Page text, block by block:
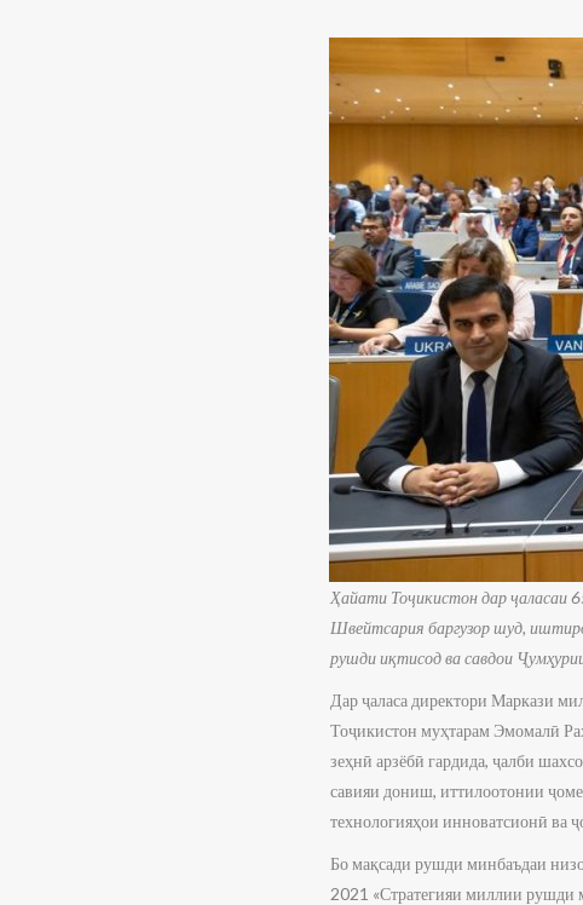
Ҳайати Тоҷикистон дар ҷаласаи
Швейтсария баргузор шуд,
рушди иқтисод ва савдои
Дар ҷаласа директори Маркази
Тоҷикистон муҳтарам Эмомалӣ
зеҳнӣ арзёбӣ гардида, ҷалби
савияи дониш, иттилоотонии
технологияҳои инноватсионӣ ва
Бо мақсади рушди минбаъдаи
2021 «Стратегияи миллии рушди